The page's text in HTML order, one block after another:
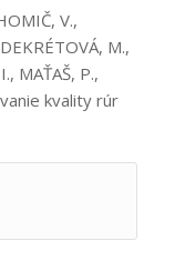
V.,
M.,
MAŤAŠ, P.,
kvality rúr